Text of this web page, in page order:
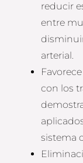
reducir
entre
arterial.
con los
sistema